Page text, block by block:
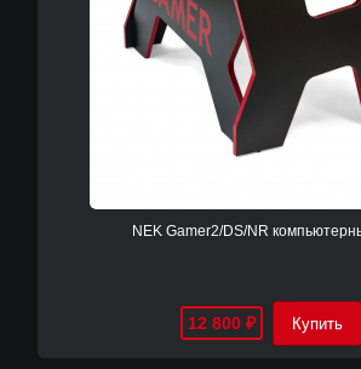
NEK Gamer2/DS/NR
12 800 ₽